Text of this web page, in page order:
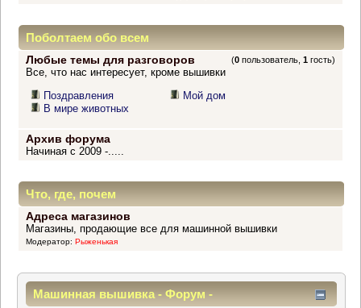
Поболтаем обо всем
Любые темы для разговоров (0 пользователь,1 гость)
Все, что нас интересует, кроме вышивки
Поздравления
В мире животных
Мой дом
Архив форума
Начиная с 2009 -.....
Что, где, почем
Адреса магазинов
Магазины, продающие все для машинной вышивки
Модератор: Рыженькая
Машинная вышивка - Форум -